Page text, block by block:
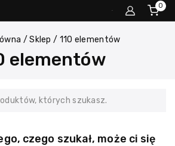
0
/ Sklep / 110 elementów
elementów
których szukasz.
czego szukał, może ci się